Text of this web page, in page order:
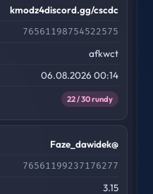
kmodz4discord.gg/cscdc
76561198754522575
afkwct
06.08.2026 00:14
22 / 30 rundy
Faze_dawidek@
76561199237176277
3.15